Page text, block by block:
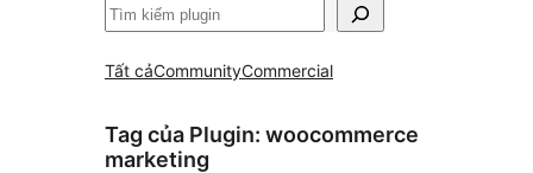
Tìm
Tất cảCommunityCommercial
Tag của Plugin: woocommerce
marketing